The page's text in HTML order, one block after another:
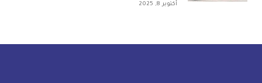
أكتوبر 8, 2025